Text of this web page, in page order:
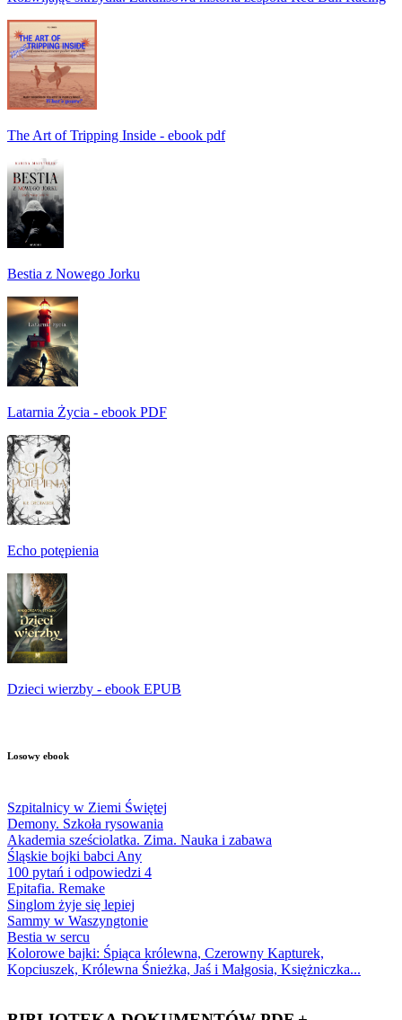
The Art of Tripping Inside - ebook pdf
Bestia z Nowego Jorku
Latarnia Życia - ebook PDF
Echo potępienia
Dzieci wierzby - ebook EPUB
Losowy ebook
Szpitalnicy w Ziemi Świętej
Demony. Szkoła rysowania
Akademia sześciolatka. Zima. Nauka i zabawa
Śląskie bojki babci Any
100 pytań i odpowiedzi 4
Epitafia. Remake
Singlom żyje się lepiej
Sammy w Waszyngtonie
Bestia w sercu
Kolorowe bajki: Śpiąca królewna, Czerowny Kapturek,
Kopciuszek, Królewna Śnieżka, Jaś i Małgosia, Księżniczka...